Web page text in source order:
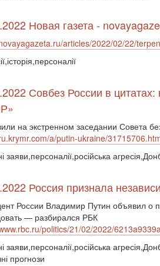
Новая газета -
articles/2022/02/22/
Совбез России в цитатах:
на экстренном заседании Совета
a/putin-ukraine/
заяви,персоналії,російська
Россия признала
России Владимир Путин объявил
— разбирался РБК
politics/21/02/2022/
заяви,персоналії,російська
прогнози